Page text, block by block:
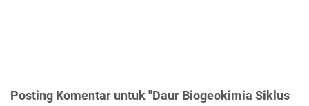
Posting Komentar untuk "Daur Biogeokimia Siklus